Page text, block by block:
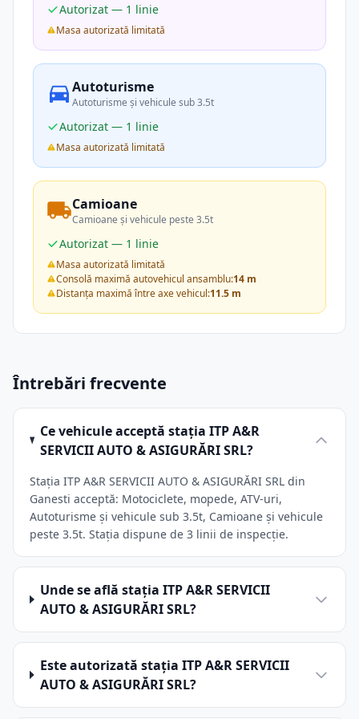
Autorizat — 1 linie
Masa autorizată limitată
Autoturisme
Autoturisme și vehicule sub 3.5t
Autorizat — 1 linie
Masa autorizată limitată
Camioane
Camioane și vehicule peste 3.5t
Autorizat — 1 linie
Masa autorizată limitată
Consolă maximă autovehicul ansamblu:14 m
Distanța maximă între axe vehicul:11.5 m
Întrebări frecvente
Ce vehicule acceptă stația ITP A&R
SERVICII AUTO & ASIGURĂRI SRL?
Stația ITP A&R SERVICII AUTO & ASIGURĂRI SRL din
Ganesti acceptă: Motociclete, mopede, ATV-uri,
Autoturisme și vehicule sub 3.5t, Camioane și vehicule
peste 3.5t. Stația dispune de 3 linii de inspecție.
Unde se află stația ITP A&R SERVICII
AUTO & ASIGURĂRI SRL?
Este autorizată stația ITP A&R SERVICII
AUTO & ASIGURĂRI SRL?